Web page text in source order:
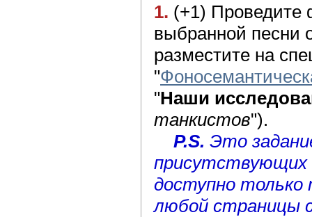
1. (+1) Проведите
выбранной песни
разместите на
"
"Наши
танкистов").
P.S. Это
присутствующих
доступно только
любой страницы